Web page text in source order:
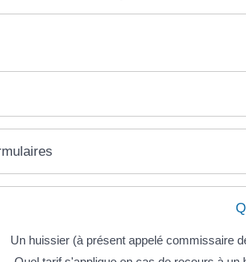
Un huissier (à présent appelé commissaire